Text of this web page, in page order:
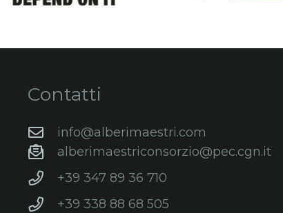
Contatti
info@alberimaestri.com
alberimaestriconsorzio@pec.cgn.it
+39 347 89 36 710
+39 338 88 68 505